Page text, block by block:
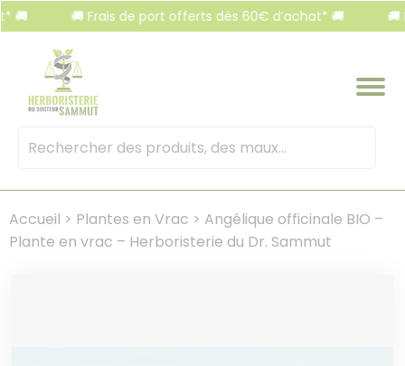
🚚 Frais de port offerts dès 60€ d’achat* 🚚 🚚
Mots
Accueil > Plantes en Vrac > Angélique officinale BIO –
Plante en vrac – Herboristerie du Dr. Sammut
Panneau de gestion des cookies